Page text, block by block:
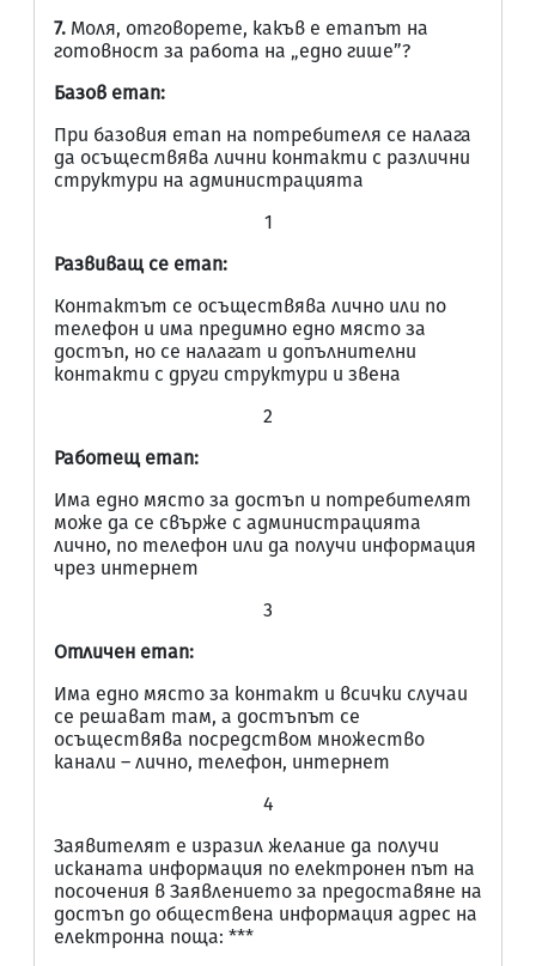
7. Моля, отговорете, какъв е етапът на
готовност за работа на „едно гише”?
Базов етап:
При базовия етап на потребителя се налага
да осъществява лични контакти с различни
структури на администрацията
1
Развиващ се етап:
Контактът се осъществява лично или по
телефон и има предимно едно място за
достъп, но се налагат и допълнителни
контакти с други структури и звена
2
Работещ етап:
Има едно място за достъп и потребителят
може да се свърже с администрацията
лично, по телефон или да получи информация
чрез интернет
3
Отличен етап:
Има едно място за контакт и всички случаи
се решават там, а достъпът се
осъществява посредством множество
канали – лично, телефон, интернет
4
Заявителят е изразил желание да получи
исканата информация по електронен път на
посочения в Заявлението за предоставяне на
достъп до обществена информация адрес на
електронна поща: ***